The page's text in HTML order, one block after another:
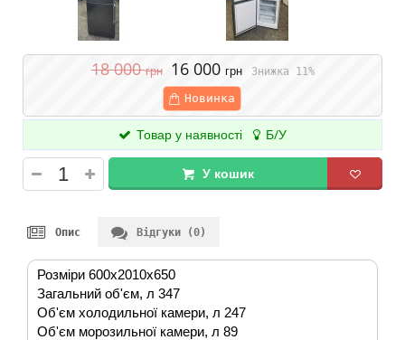
18 000грн 16 000 грн Знижка 11%
Новинка
Товар у наявності Б/У
У кошик
Опис Відгуки (0)
Розміри 600x2010x650
Загальний об'єм, л 347
Об'єм холодильної камери, л 247
Об'єм морозильної камери, л 89